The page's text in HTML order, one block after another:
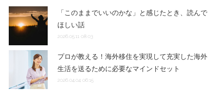
「このままでいいのかな」と感じたとき、読んで
ほしい話
2026.05.11 08:03
プロが教える！海外移住を実現して充実した海外
生活を送るために必要なマインドセット
2026.04.04 06:15